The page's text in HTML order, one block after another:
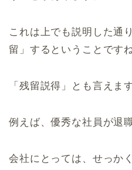
これは上でも説明した通
留」するということですね
「残留説得」とも言えます
例えば、優秀な社員が退
会社にとっては、せっか